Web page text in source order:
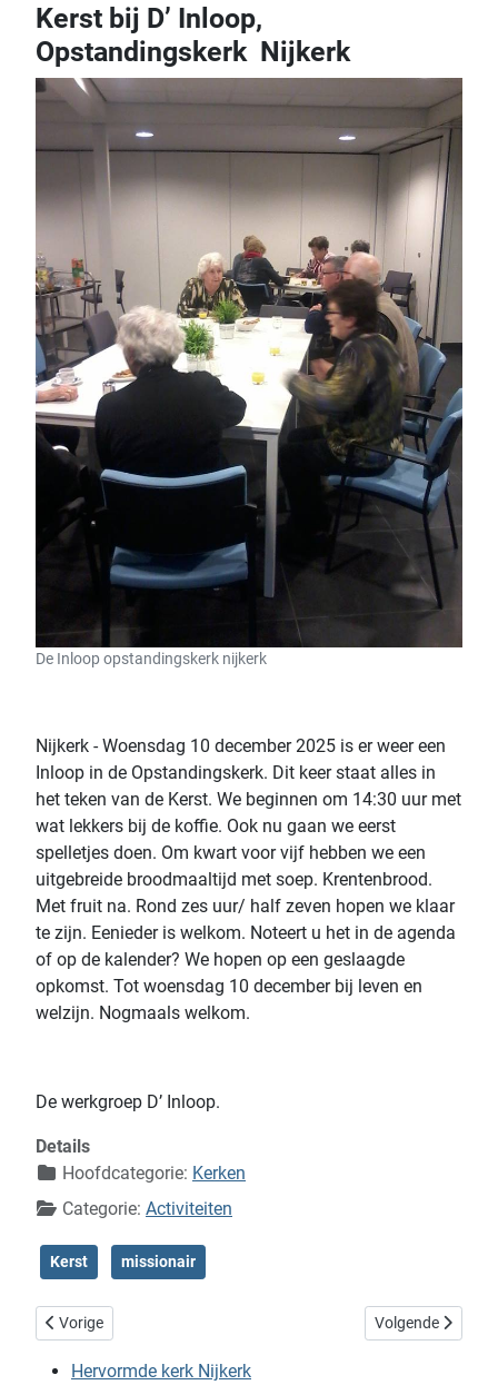
Kerst bij D’ Inloop,
Opstandingskerk Nijkerk
De Inloop opstandingskerk nijkerk
Nijkerk - Woensdag 10 december2025 is er weer een
Inloop in de Opstandingskerk. Dit keer staat alles in
het teken van de Kerst. We beginnen om 14:30 uurmet
wat lekkers bij de koffie. Ook nu gaan we eerst
spelletjes doen. Om kwart voor vijf hebben we een
uitgebreide broodmaaltijd met soep. Krentenbrood.
Met fruit na. Rond zes uur/ half zeven hopen we klaar
te zijn. Eenieder is welkom. Noteert u het in de agenda
of op de kalender? We hopen op een geslaagde
opkomst. Tot woensdag 1 0 december bij leven en
welzijn. Nogmaals welkom.
De werkgroep D’ Inloop.
Details
Hoofdcategorie: Kerken
Categorie: Activiteiten
Kerst missionair
Vorig artikel: Kerk School Gezinsdienst
Vorige Volgende artikel:
Volgende
Hervormde kerk Nijkerk